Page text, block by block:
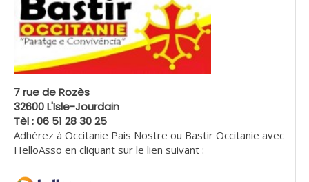
7 rue de Rozès
32600 L'Isle-Jourdain
Tèl : 06 51 28 30 25
Adhérez à Occitanie Pais Nostre ou Bastir Occitanie avec
HelloAsso en cliquant sur le lien suivant :